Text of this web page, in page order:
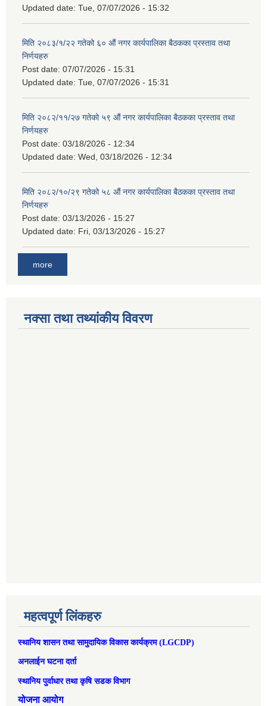
Updated date: Tue, 07/07/2026 - 15:32
मिति २०८३/१/२२ गतेको ६० औं नगर कार्यपालिका बैठकका प्रस्ताव तथा
निर्णयहरु
Post date: 07/07/2026 - 15:31
Updated date: Tue, 07/07/2026 - 15:31
मिति २०८२/११/२७ गतेको ५९ औं नगर कार्यपालिका बैठकका प्रस्ताव तथा
निर्णयहरु
Post date: 03/18/2026 - 12:34
Updated date: Wed, 03/18/2026 - 12:34
मिति २०८२/१०/२९ गतेको ५८ औं नगर कार्यपालिका बैठकका प्रस्ताव तथा
निर्णयहरु
Post date: 03/13/2026 - 15:27
Updated date: Fri, 03/13/2026 - 15:27
more
नक्सा तथा तथ्यांकीय विवरण
महत्वपूर्ण लिंकहरु
स्थानिय शासन तथा सामुदायिक विकास कार्यक्रम (LGCDP)
अनलाईन घटना दर्ता
स्थानिय पुर्वाधार तथा कृषि सडक विभाग
योजना आयोग